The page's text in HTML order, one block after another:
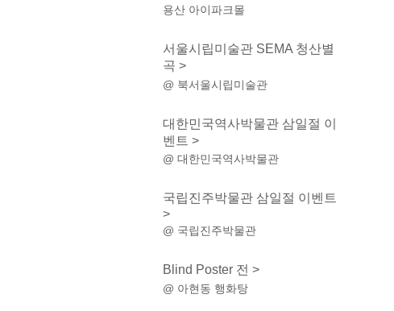
용산 아이파크몰
서울시립미술관 SEMA 청산별
곡 >
@ 북서울시립미술관
대한민국역사박물관 삼일절 이
벤트 >
@ 대한민국역사박물관
국립진주박물관 삼일절 이벤트
>
@ 국립진주박물관
Blind Poster 전 >
@ 아현동 행화탕